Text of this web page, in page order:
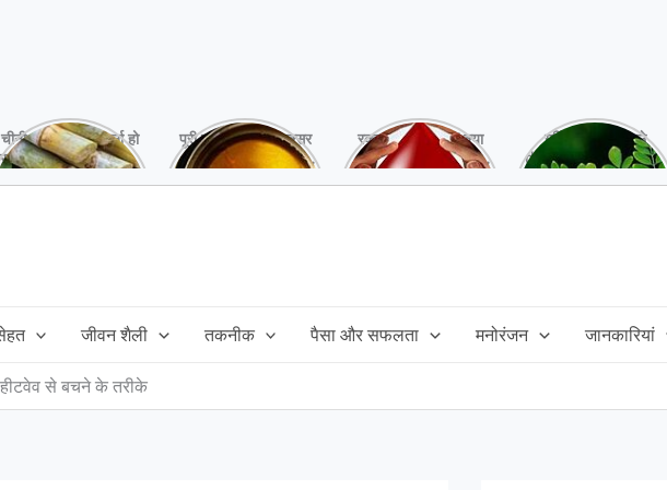
चीनी को कर दें ना, वर्ना हो
सकता है बहुत बड़ा नुक्सान
पूरी बनाने के बाद, अक्सर
तेल बच जाता है,ऐसे में
रक्तदान है ‘महादान’ क्या
आपने करवाया, स्वस्थ
गर्मियों में मिलने वाले
drumstick गुणों की खान
जीवन शैली तकनीक पैसा और सफलता मनोरंजन जानकारियां
हीटवेव से बचने के तरीके